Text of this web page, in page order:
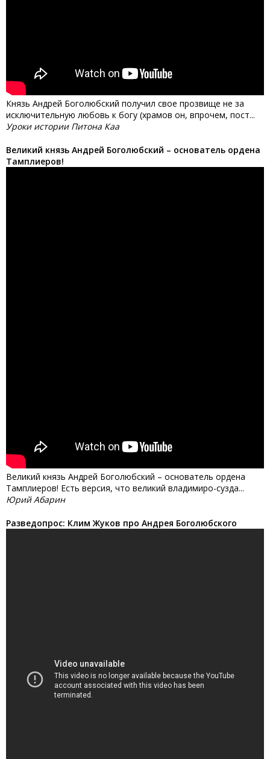
Князь Андрей Боголюбский получил свое прозвище не за
исключительную любовь к богу (храмов он, впрочем, пост...
Уроки истории Питона Каа
Великий князь Андрей Боголюбский – основатель ордена
Тамплиеров!
Великий князь Андрей Боголюбский – основатель ордена
Тамплиеров! Есть версия, что великий владимиро-сузда...
Юрий Абарин
Разведопрос: Клим Жуков про Андрея Боголюбского